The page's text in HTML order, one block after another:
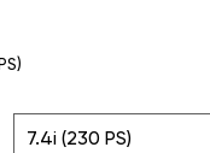
7.4i (230 PS)